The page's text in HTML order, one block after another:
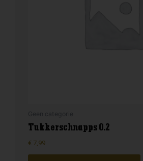
Tukkerschnapps 0.2
€ 7,99